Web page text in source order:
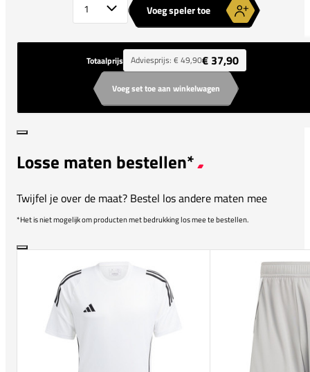
Voeg speler toe
Totaalprijs Adviesprijs: € 49,90€ 37,90
Voeg set toe aan winkelwagen
Losse maten bestellen*
Twijfel je over de maat? Bestel los andere maten mee
*Het is niet mogelijk om producten met bedrukking los mee te bestellen.